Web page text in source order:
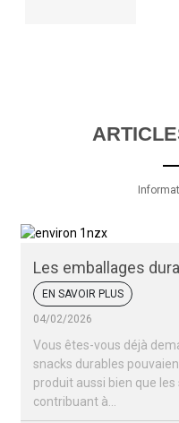
Les emballages
peuvent-ils protéger
EN SAVOIR PLUS
04/02/2026
Vous êtes-vous déjà
snacks durables
produit aussi bien que
contribuant à...